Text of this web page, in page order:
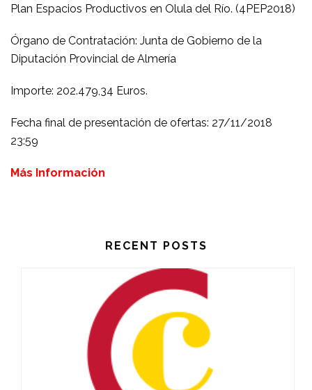
Plan Espacios Productivos en Olula del Río. (4PEP2018)
Órgano de Contratación: Junta de Gobierno de la
Diputación Provincial de Almería
Importe: 202.479,34 Euros.
Fecha final de presentación de ofertas: 27/11/2018
23:59
Más Información
RECENT POSTS